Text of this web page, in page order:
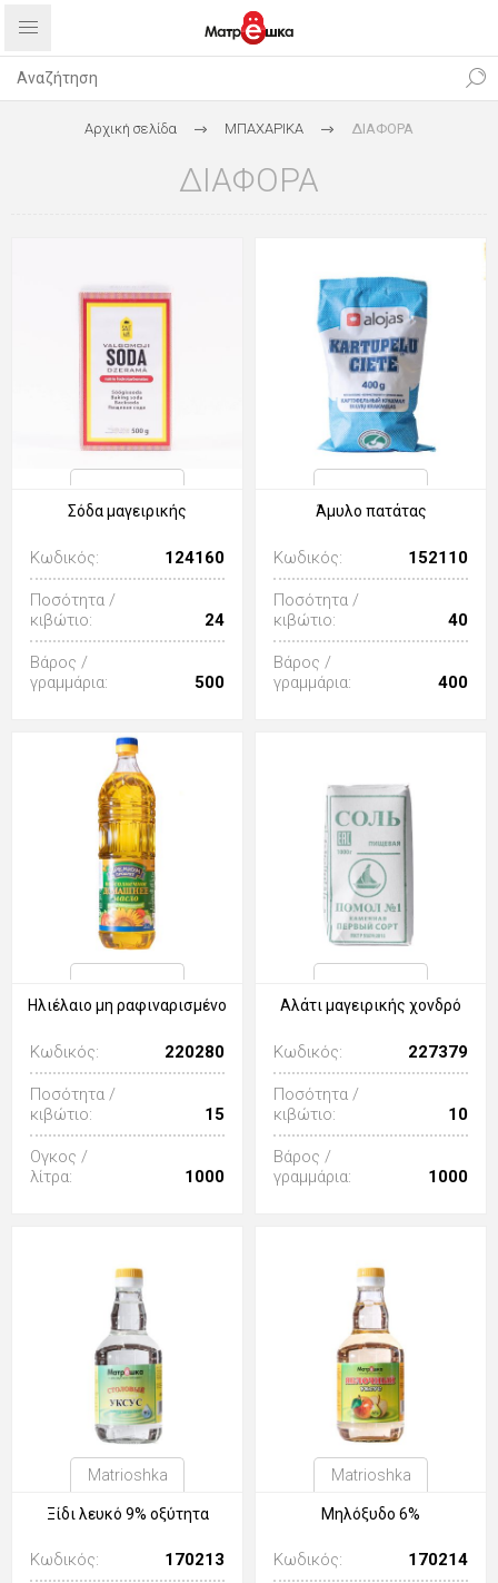
Αρχική σελίδα ΜΠΑΧΑΡΙΚΑ ΔΙΑΦΟΡΑ
ΔΙΑΦΟΡΑ
Σόδα μαγειρικής
Κωδικός: 124160
Ποσότητα /
κιβώτιο:
24
Βάρος /
γραμμάρια:
500
Άμυλο πατάτας
Κωδικός: 152110
Ποσότητα /
κιβώτιο:
40
Βάρος /
γραμμάρια:
400
Ηλιέλαιο μη ραφιναρισμένο
Κωδικός: 220280
Ποσότητα /
κιβώτιο:
15
Ογκος /
λίτρα:
1000
Αλάτι μαγειρικής χονδρό
Κωδικός: 227379
Ποσότητα /
κιβώτιο:
10
Βάρος /
γραμμάρια:
1000
Matrioshka
Ξίδι λευκό 9% οξύτητα
Κωδικός: 170213
Matrioshka
Μηλόξυδο 6%
Κωδικός: 170214